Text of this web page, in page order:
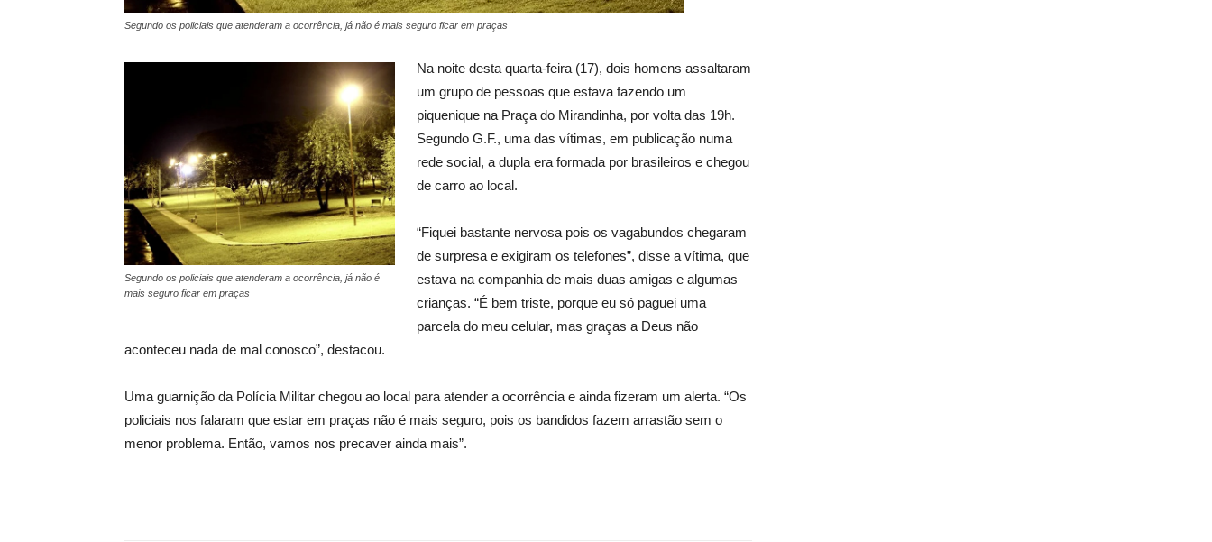
Segundo os policiais que atenderam a ocorrência, já não é mais seguro ficar em praças
Segundo os policiais que atenderam a ocorrência, já não é
mais seguro ficar em praças
Na noite desta quarta-feira (17), dois homens assaltaram
um grupo de pessoas que estava fazendo um
piquenique na Praça do Mirandinha, por volta das 19h.
Segundo G.F., uma das vítimas, em publicação numa
rede social, a dupla era formada por brasileiros e chegou
de carro ao local.
“Fiquei bastante nervosa pois os vagabundos chegaram
de surpresa e exigiram os telefones”, disse a vítima, que
estava na companhia de mais duas amigas e algumas
crianças. “É bem triste, porque eu só paguei uma
parcela do meu celular, mas graças a Deus não
aconteceu nada de mal conosco”, destacou.
Uma guarnição da Polícia Militar chegou ao local para atender a ocorrência e ainda fizeram um alerta. “Os
policiais nos falaram que estar em praças não é mais seguro, pois os bandidos fazem arrastão sem o
menor problema. Então, vamos nos precaver ainda mais”.